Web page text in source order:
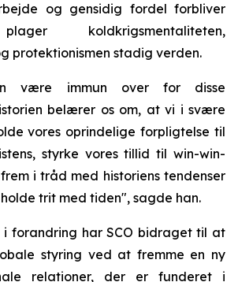
og gensidig fordel forbliver
koldkrigsmentaliteten,
protektionismen stadig verden.
være immun over for disse
belærer os om, at vi i svære
vores oprindelige forpligtelse til
styrke vores tillid til win-win-
i tråd med historiens tendenser
trit med tiden", sagde han.
i forandring har SCO bidraget til at
styring ved at fremme en ny
relationer, der er funderet i